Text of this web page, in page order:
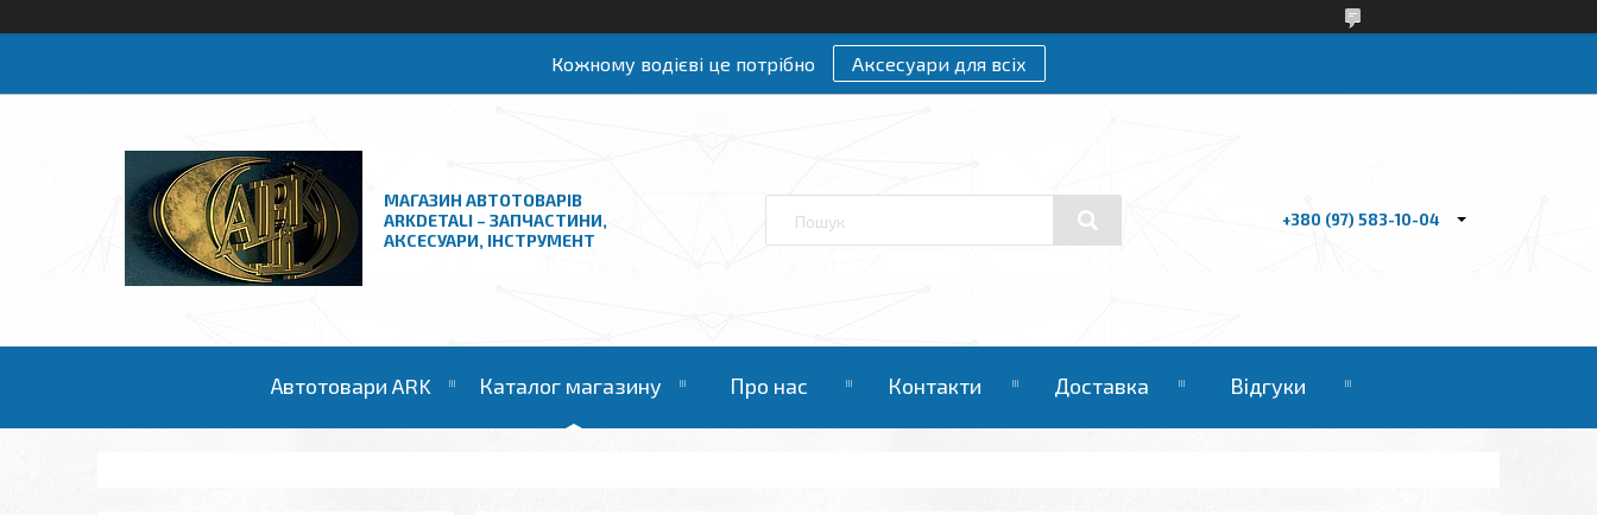
Кожному водієві це потрібно Аксесуари для всіх
МАГАЗИН АВТОТОВАРІВ
ARKDETALI – ЗАПЧАСТИНИ,
АКСЕСУАРИ, ІНСТРУМЕНТ
+380 (97) 583-10-04
Автотовари ARK Каталог магазину Про нас Контакти Доставка Відгуки